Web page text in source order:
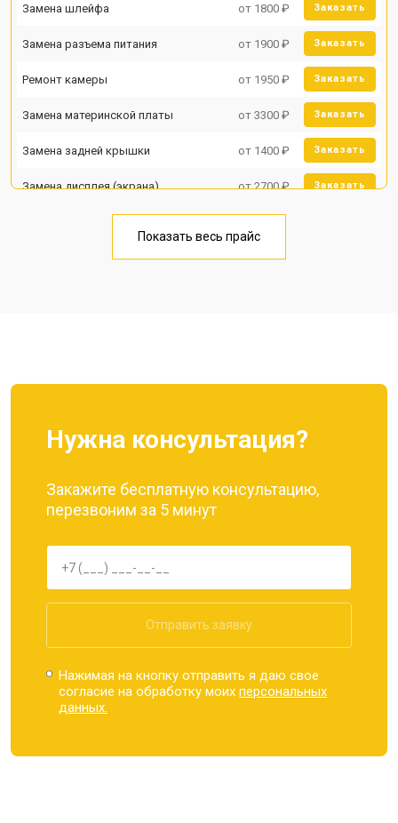
Замена шлейфа от 1800 ₽ Заказать
Замена разъема питания от 1900 ₽ Заказать
Ремонт камеры от 1950 ₽ Заказать
Замена материнской платы от 3300 ₽ Заказать
Замена задней крышки от 1400 ₽ Заказать
Замена дисплея (экрана) от 2700 ₽ Заказать
Замена кнопки включения от 1750 ₽
Показать весь прайс
Нужна консультация?
Закажите бесплатную консультацию,
перезвоним за 5 минут
Отправить заявку
Нажимая на кнопку отправить я даю свое
согласие на обработку моихперсональных
данных.